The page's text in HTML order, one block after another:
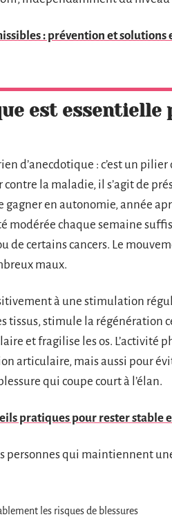
: prévention et solutions
est essentielle
d’anecdotique : c’est un pilier
la maladie, il s’agit de
en autonomie, année
modérée chaque semaine
de certains cancers. Le
maux.
à une stimulation
tissus, stimule la régénération
et fragilise les os. L’activité
articulaire, mais aussi pour
qui coupe court à l’élan.
pratiques pour rester stable
personnes qui maintiennent
les risques de blessures